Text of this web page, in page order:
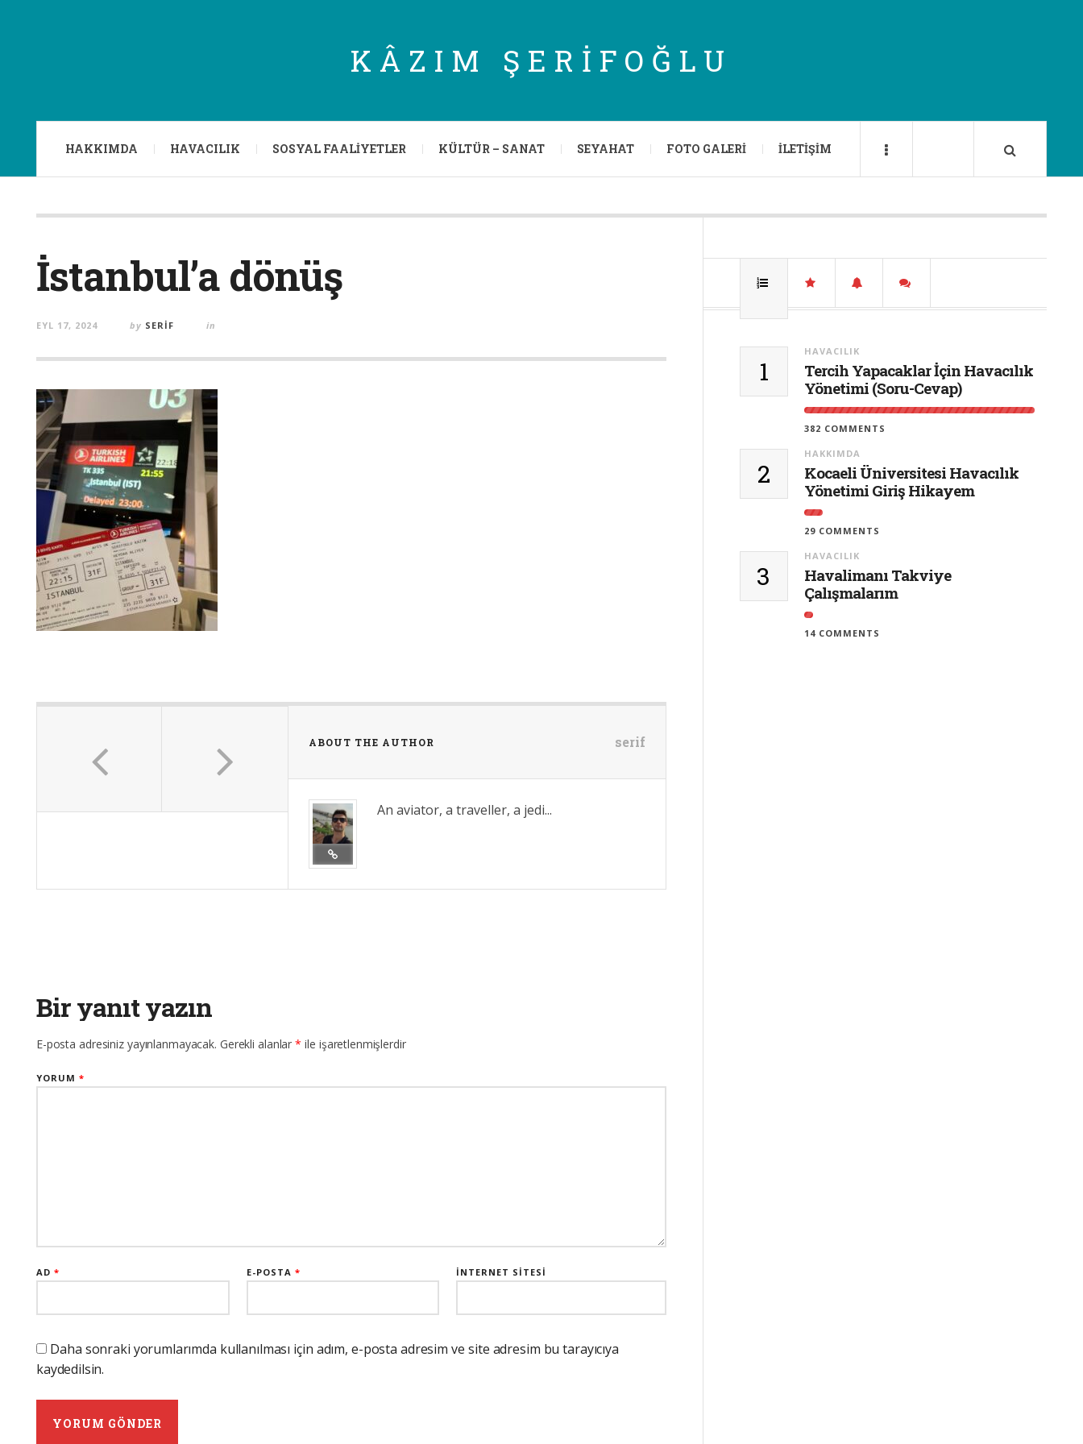
KÂZIM ŞERIFOĞLU
HAKKIMDA HAVACILIK SOSYAL FAALIYETLER KÜLTÜR – SANAT SEYAHAT FOTO GALERI İLETIŞIM
İstanbul’a dönüş
EYL 17, 2024 by SERIF in
ABOUT THE AUTHOR serif
An aviator, a traveller, a jedi...
Bir yanıt yazın
E-posta adresiniz yayınlanmayacak. Gerekli alanlar* ile işaretlenmişlerdir
YORUM*
AD* E-POSTA * İNTERNET SITESI
Daha sonraki yorumlarımda kullanılması için adım, e-posta adresim ve site adresim bu tarayıcıya
kaydedilsin.
1
HAVACILIK
Tercih Yapacaklar İçin Havacılık
Yönetimi (Soru-Cevap)
382 COMMENTS
2
HAKKIMDA
Kocaeli Üniversitesi Havacılık
Yönetimi Giriş Hikayem
29 COMMENTS
3
HAVACILIK
Havalimanı Takviye
Çalışmalarım
14 COMMENTS